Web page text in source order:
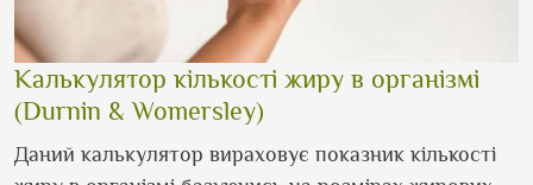
Калькулятор кількості жиру в організмі
(Durnin & Womersley)
Даний калькулятор вираховує показник кількості